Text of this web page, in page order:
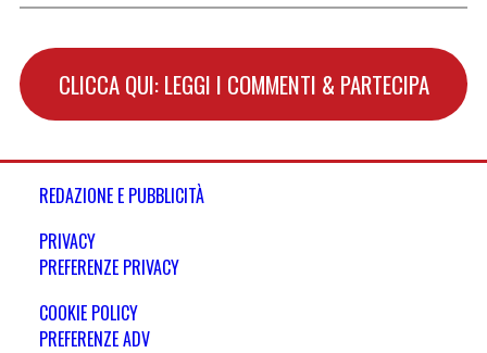
CLICCA QUI: LEGGI I COMMENTI & PARTECIPA
REDAZIONE E PUBBLICITÀ
PRIVACY
PREFERENZE PRIVACY
COOKIE POLICY
PREFERENZE ADV